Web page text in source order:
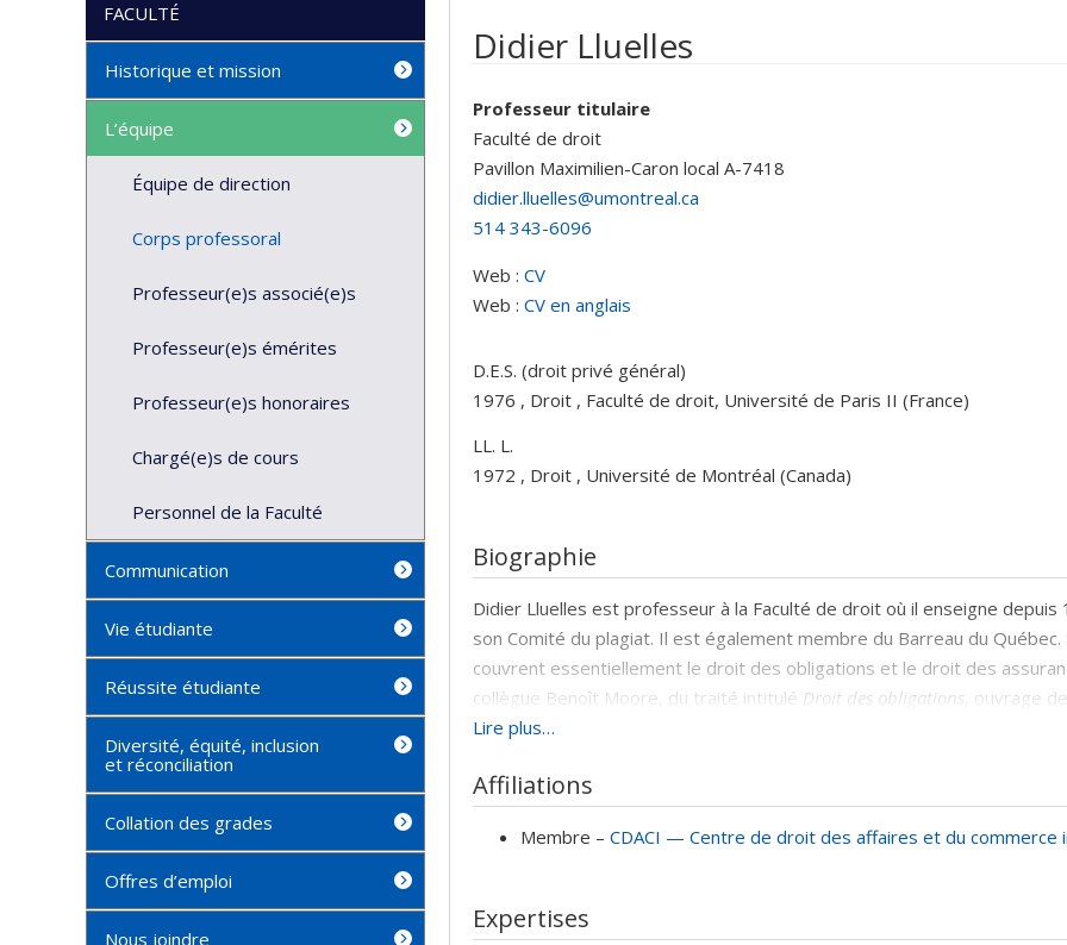
Didier Lluelles
Professeur titulaire
Faculté de droit
Pavillon Maximilien-Caron local A-7418
didier.lluelles@umontreal.ca
514 343-6096
Web : CV
Web : CV en anglais
D.E.S. (droit privé général)
1976 , Droit , Faculté de droit, Université de Paris II (France)
LL. L.
1972 , Droit , Université de Montréal (Canada)
Biographie
Didier Lluelles est professeur à la Faculté de droit où il enseigne
son Comité du plagiat. Il est également membre du Barreau du
couvrent essentiellement le droit des obligations et le droit des
collègue Benoît Moore, du traité intitulé Droit des obligations , ouvrage
la parution a été favorablement saluée par la communauté civiliste. Il est
Présentement directeur de laRevue juridique Thémis de l'Université de
mandat de quatre ans à la présidence de la Section de droit privé de la
association placée sous le haut patronage du président de la
Lire plus…
Affiliations
Membre – CDACI — Centre de droit des affaires et du commerce
Expertises
FACULTÉ
Historique et mission
L’équipe
Équipe de direction
Corps professoral
Professeur(e)s associé(e)s
Professeur(e)s émérites
Professeur(e)s honoraires
Chargé(e)s de cours
Personnel de la Faculté
Communication
Vie étudiante
Réussite étudiante
Diversité, équité, inclusion
et réconciliation
Collation des grades
Offres d’emploi
Nous joindre